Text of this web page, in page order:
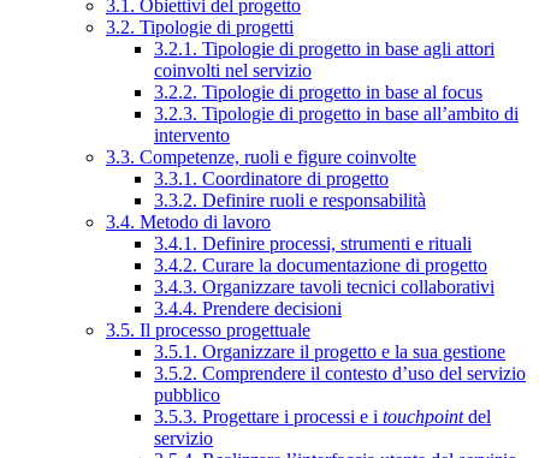
3.1. Obiettivi del progetto
3.2. Tipologie di progetti
3.2.1. Tipologie di progetto in base agli attori
coinvolti nel servizio
3.2.2. Tipologie di progetto in base al focus
3.2.3. Tipologie di progetto in base all’ambito di
intervento
3.3. Competenze, ruoli e figure coinvolte
3.3.1. Coordinatore di progetto
3.3.2. Definire ruoli e responsabilità
3.4. Metodo di lavoro
3.4.1. Definire processi, strumenti e rituali
3.4.2. Curare la documentazione di progetto
3.4.3. Organizzare tavoli tecnici collaborativi
3.4.4. Prendere decisioni
3.5. Il processo progettuale
3.5.1. Organizzare il progetto e la sua gestione
3.5.2. Comprendere il contesto d’uso del servizio
pubblico
3.5.3. Progettare i processi e i touchpointdel
servizio